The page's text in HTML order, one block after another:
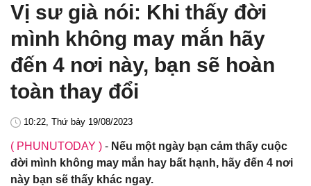
Vị sư già nói: Khi thấy đời
mình không may mắn hãy
đến 4 nơi này, bạn sẽ hoàn
toàn thay đổi
10:22, Thứ bảy 19/08/2023
( PHUNUTODAY ) - Nếu một ngày bạn cảm thấy cuộc
đời mình không may mắn hay bất hạnh, hãy đến 4 nơi
này bạn sẽ thấy khác ngay.